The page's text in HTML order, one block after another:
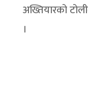
अख्तियारको
।